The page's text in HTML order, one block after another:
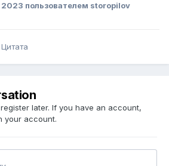
2023 пользователем storopilov
Цитата
later. If you have an account,
your account.